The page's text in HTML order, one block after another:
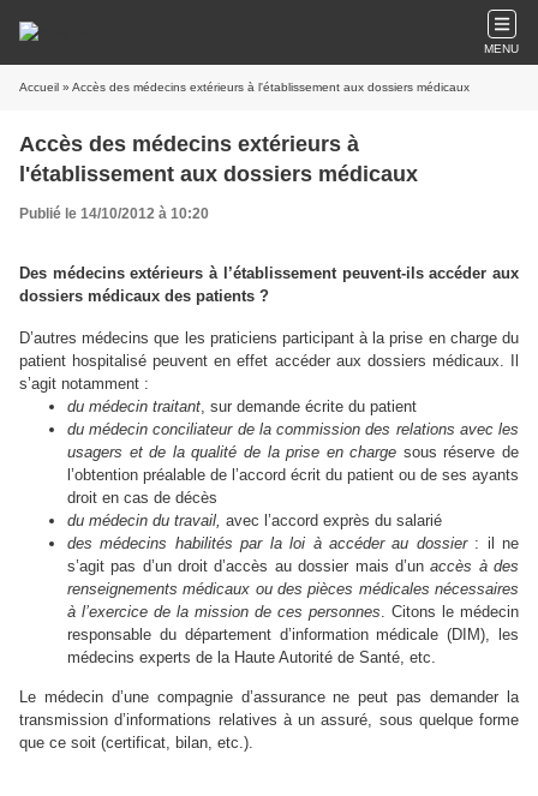
MENU
Accueil » Accès des médecins extérieurs à l'établissement aux dossiers médicaux
Accès des médecins extérieurs à
l'établissement aux dossiers médicaux
Publié le 14/10/2012 à 10:20
Des médecins extérieurs à l’établissement peuvent-ils accéder aux
dossiers médicaux des patients ?
D’autres médecins que les praticiens participant à la prise en charge du
patient hospitalisé peuvent en effet accéder aux dossiers médicaux. Il
s’agit notamment :
du médecin traitant, sur demande écrite du patient
du médecin conciliateur de la commission des relations avec les
usagers et de la qualité de la prise en charge sous réserve de
l’obtention préalable de l’accord écrit du patient ou de ses ayants
droit en cas de décès
du médecin du travail, avec l’accord exprès du salarié
des médecins habilités par la loi à accéder au dossier: il ne
s’agit pas d’un droit d’accès au dossier mais d’unaccès à des
renseignements médicaux ou des pièces médicales nécessaires
à l’exercice de la mission de ces personnes. Citons le médecin
responsable du département d’information médicale (DIM), les
médecins experts de la Haute Autorité de Santé, etc.
Le médecin d’une compagnie d’assurance ne peut pas demander la
transmission d’informations relatives à un assuré, sous quelque forme
que ce soit (certificat, bilan, etc.).